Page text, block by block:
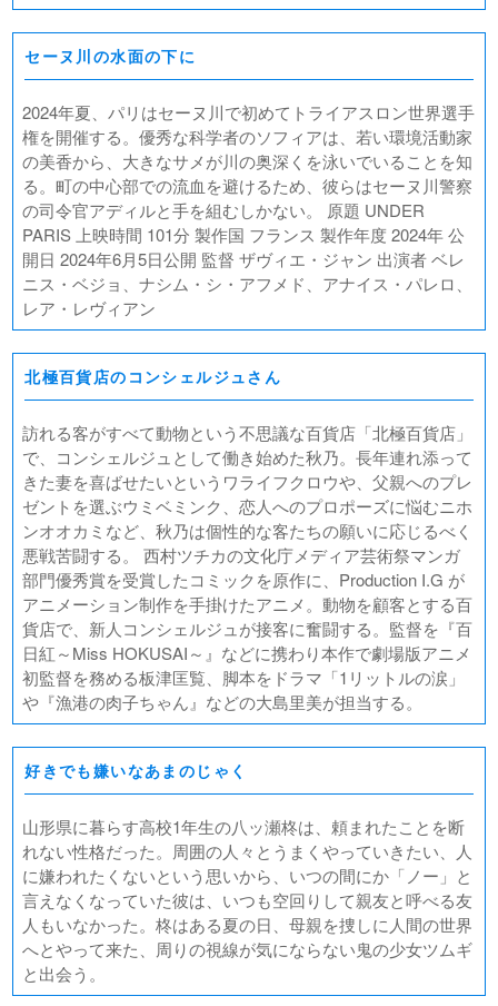
セーヌ川の水面の下に
2024年夏、パリはセーヌ川で初めてトライアスロン世界選手
権を開催する。優秀な科学者のソフィアは、若い環境活動家
の美香から、大きなサメが川の奥深くを泳いでいることを知
る。町の中心部での流血を避けるため、彼らはセーヌ川警察
の司令官アディルと手を組むしかない。 原題 UNDER
PARIS 上映時間 101分 製作国 フランス 製作年度 2024年 公
開日 2024年6月5日公開 監督 ザヴィエ・ジャン 出演者 ベレ
ニス・ベジョ、ナシム・シ・アフメド、アナイス・パレロ、
レア・レヴィアン
北極百貨店のコンシェルジュさん
訪れる客がすべて動物という不思議な百貨店「北極百貨店」
で、コンシェルジュとして働き始めた秋乃。長年連れ添って
きた妻を喜ばせたいというワライフクロウや、父親へのプレ
ゼントを選ぶウミベミンク、恋人へのプロポーズに悩むニホ
ンオオカミなど、秋乃は個性的な客たちの願いに応じるべく
悪戦苦闘する。 西村ツチカの文化庁メディア芸術祭マンガ
部門優秀賞を受賞したコミックを原作に、Production I.G が
アニメーション制作を手掛けたアニメ。動物を顧客とする百
貨店で、新人コンシェルジュが接客に奮闘する。監督を『百
日紅～Miss HOKUSAI～』などに携わり本作で劇場版アニメ
初監督を務める板津匡覧、脚本をドラマ「1リットルの涙」
や『漁港の肉子ちゃん』などの大島里美が担当する。
好きでも嫌いなあまのじゃく
山形県に暮らす高校1年生の八ッ瀬柊は、頼まれたことを断
れない性格だった。周囲の人々とうまくやっていきたい、人
に嫌われたくないという思いから、いつの間にか「ノー」と
言えなくなっていた彼は、いつも空回りして親友と呼べる友
人もいなかった。柊はある夏の日、母親を捜しに人間の世界
へとやって来た、周りの視線が気にならない鬼の少女ツムギ
と出会う。